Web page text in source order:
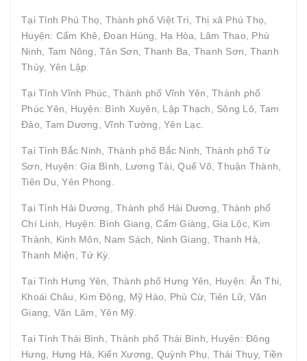
Tại Tỉnh Phú Thọ, Thành phố Việt Trì, Thị xã Phú Thọ,
Huyện: Cẩm Khê, Đoan Hùng, Hạ Hòa, Lâm Thao, Phù
Ninh, Tam Nông, Tân Sơn, Thanh Ba, Thanh Sơn, Thanh
Thủy, Yên Lập.
Tại Tỉnh Vĩnh Phúc, Thành phố Vĩnh Yên, Thành phố
Phúc Yên, Huyện: Bình Xuyên, Lập Thạch, Sông Lô, Tam
Đảo, Tam Dương, Vĩnh Tường, Yên Lạc.
Tại Tỉnh Bắc Ninh, Thành phố Bắc Ninh, Thành phố Từ
Sơn, Huyện: Gia Bình, Lương Tài, Quế Võ, Thuận Thành,
Tiên Du, Yên Phong.
Tại Tỉnh Hải Dương, Thành phố Hải Dương, Thành phố
Chí Linh, Huyện: Bình Giang, Cẩm Giàng, Gia Lộc, Kim
Thành, Kinh Môn, Nam Sách, Ninh Giang, Thanh Hà,
Thanh Miện, Tứ Kỳ.
Tại Tỉnh Hưng Yên, Thành phố Hưng Yên, Huyện: Ân Thi,
Khoái Châu, Kim Động, Mỹ Hào, Phù Cừ, Tiên Lữ, Văn
Giang, Văn Lâm, Yên Mỹ.
Tại Tỉnh Thái Bình, Thành phố Thái Bình, Huyện: Đông
Hưng, Hưng Hà, Kiến Xương, Quỳnh Phụ, Thái Thụy, Tiền